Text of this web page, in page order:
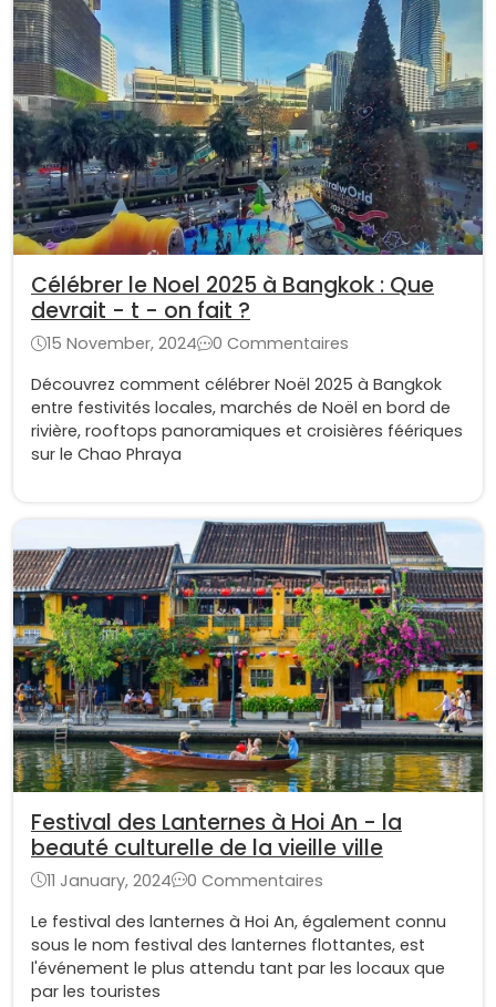
Célébrer le Noel 2025 à Bangkok : Que
devrait - t - on fait ?
15 November, 2024
0 Commentaires
Découvrez comment célébrer Noël 2025 à Bangkok
entre festivités locales, marchés de Noël en bord de
rivière, rooftops panoramiques et croisières féériques
sur le Chao Phraya
Festival des Lanternes à Hoi An - la
beauté culturelle de la vieille ville
11 January, 2024
0 Commentaires
Le festival des lanternes à Hoi An, également connu
sous le nom festival des lanternes flottantes, est
l'événement le plus attendu tant par les locaux que
par les touristes